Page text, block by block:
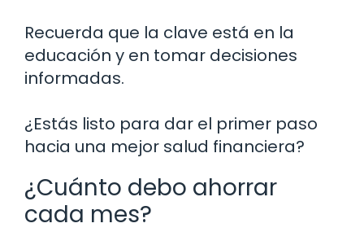
Recuerda que la clave está en la
educación y en tomar decisiones
informadas.
¿Estás listo para dar el primer paso
hacia una mejor salud financiera?
¿Cuánto debo ahorrar
cada mes?